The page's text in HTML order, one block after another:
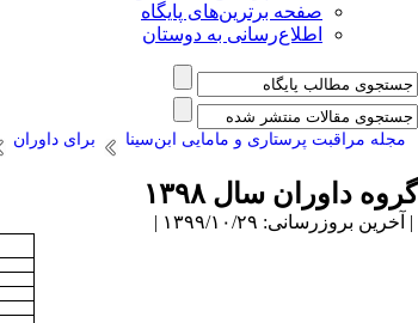
صفحه برترین‌های پایگاه
اطلاع‌رسانی به دوستان
مجله مراقبت پرستاری و مامایی ابن‌سینا برای داوران
گروه داوران سال ۱۳۹۸
| آخرین بروزرسانی: ۱۳۹۹/۱۰/۲۹ |